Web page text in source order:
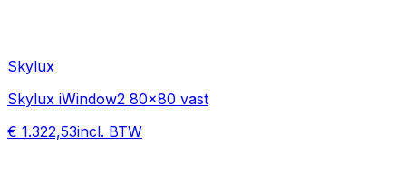
Skylux
Skylux iWindow2 80x80 vast
€ 1.322,53incl. BTW